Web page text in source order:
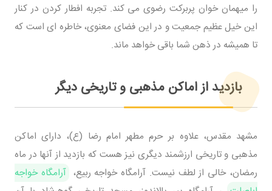
را میهمان خوان پربرکت رضوی می کند. تجربه افطار کردن در کنار
این خیل عظیم جمعیت و در این فضای معنوی، خاطره ای است که
تا همیشه در ذهن شما باقی خواهد ماند.
بازدید از اماکن مذهبی و تاریخی دیگر
مشهد مقدس، علاوه بر حرم مطهر امام رضا (ع)، دارای اماکن
مذهبی و تاریخی ارزشمند دیگری نیز هست که بازدید از آنها در ماه
رمضان، خالی از لطف نیست. آرامگاه خواجه ربیع، آرامگاه خواجه